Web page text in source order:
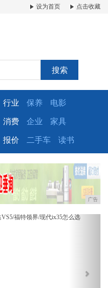
设为首页 点击收藏
搜索
行业 保养 电影
消费 企业 家具
报价 二手车 读书
广告